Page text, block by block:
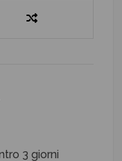
3 giorni